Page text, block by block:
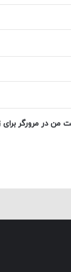
من در مرورگر